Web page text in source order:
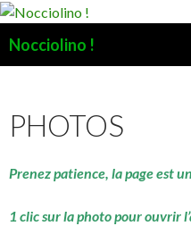
Nocciolino !
PHOTOS
Prenez patience, la page est
1 clic sur la photo pour ouvrir